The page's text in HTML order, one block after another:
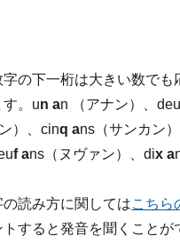
字の下一桁は大きい数で
す。un an （アナン）、deu
）、cinq ans（サンカン
f ans（ヌヴァン）、dix a
読み方に関してはこちら
すると発音を聞くことが